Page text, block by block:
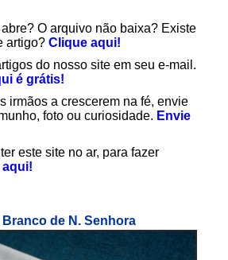
O arquivo não baixa? Existe
artigo? Clique aqui!
do nosso site em seu e-mail.
é grátis!
irmãos a crescerem na fé, envie
foto ou curiosidade. Envie
este site no ar, para fazer
Branco de N. Senhora